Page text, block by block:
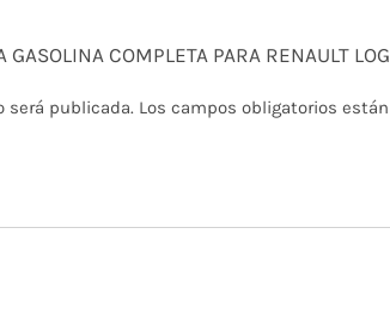
COMPLETA PARA RENAULT
será publicada. Los campos obligatorios